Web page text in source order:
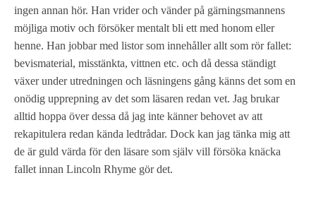
ingen annan hör. Han vrider och vänder på gärningsmannens
möjliga motiv och försöker mentalt bli ett med honom eller
henne. Han jobbar med listor som innehåller allt som rör fallet:
bevismaterial, misstänkta, vittnen etc. och då dessa ständigt
växer under utredningen och läsningens gång känns det som en
onödig upprepning av det som läsaren redan vet. Jag brukar
alltid hoppa över dessa då jag inte känner behovet av att
rekapitulera redan kända ledtrådar. Dock kan jag tänka mig att
de är guld värda för den läsare som själv vill försöka knäcka
fallet innan Lincoln Rhyme gör det.